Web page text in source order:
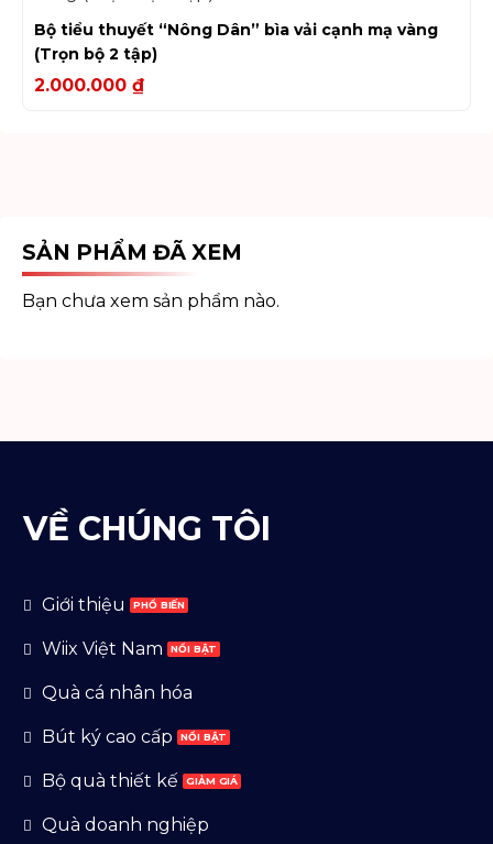
Bộ tiểu thuyết “Nông Dân” bìa vải cạnh mạ vàng
(Trọn bộ 2 tập)
2.000.000 ₫
SẢN PHẨM ĐÃ XEM
Bạn chưa xem sản phẩm nào.
VỀ CHÚNG TÔI
Giới thiệu
Wiix Việt Nam
Quà cá nhân hóa
Bút ký cao cấp
Bộ quà thiết kế
Quà doanh nghiệp